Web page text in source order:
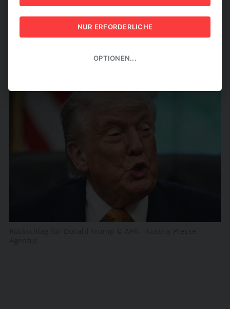
KIPPT TRUMPS
WELTWEITE ZÖLLE
NUR ERFORDERLICHE
OPTIONEN...